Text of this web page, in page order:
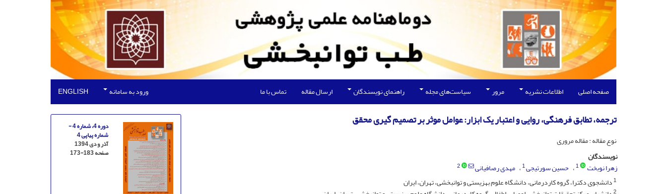
صفحه اصلی اطلاعات نشریه مرور سیاست‌های مجله راهنمای نویسندگان ارسال مقاله تماس با ما ورود به سامانه ENGLISH
ترجمه، تطابق فرهنگی، روایی و اعتبار یک ابزار: عوامل موثر بر تصمیم گیری محقق
نوع مقاله : مقاله مروری
نویسندگان
زهرا نوبخت
1 حسین سورتیجی1 مهدی رصافیانی
2
1دانشجوی دکترا، گروه کاردرمانی، دانشگاه علوم بهزیستی و توانبخشی، تهران، ایران
2
دوره 4، شماره 4 -
شماره پیاپی 4
آذر و دی 1394
صفحه173-183